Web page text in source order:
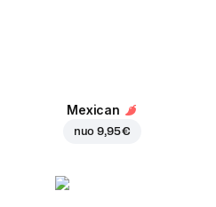
Mexican
nuo9,95 €